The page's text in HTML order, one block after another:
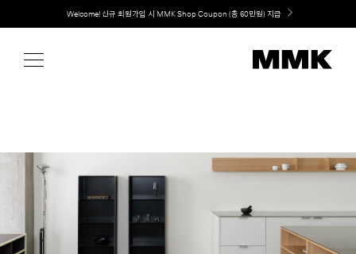
content
Welcome! 신규 회원가입 시 MMK Shop Coupon (총 60만원) 지급